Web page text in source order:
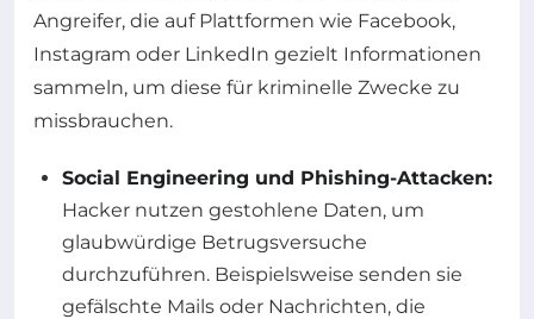
Angreifer, die auf Plattformen wie Facebook,
Instagram oder LinkedIn gezielt Informationen
sammeln, um diese für kriminelle Zwecke zu
missbrauchen.
Social Engineering und Phishing-Attacken:
Hacker nutzen gestohlene Daten, um
glaubwürdige Betrugsversuche
durchzuführen. Beispielsweise senden sie
gefälschte Mails oder Nachrichten, die